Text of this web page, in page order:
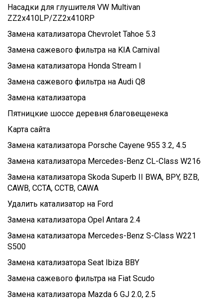
Насадки для глушителя VW Multivan
ZZ2x410LP/ZZ2x410RP
Замена катализатора Chevrolet Tahoe 5.3
Замена сажевого фильтра на KIA Carnival
Замена катализатора Honda Stream I
Замена сажевого фильтра на Audi Q8
Замена катализатора
Пятницкие шоссе деревня благовещенека
Карта сайта
Замена катализатора Porsche Cayene 955 3.2, 4.5
Замена катализатора Mercedes-Benz CL-Class W216
Замена катализатора Skoda Superb II BWA, BPY, BZB,
CAWB, CCTA, CCTB, CAWA
Удалить катализатор на Ford
Замена катализатора Opel Antara 2.4
Замена катализатора Mercedes-Benz S-Class W221
S500
Замена катализатора Seat Ibiza BBY
Замена сажевого фильтра на Fiat Scudo
Замена катализатора Mazda 6 GJ 2.0, 2.5